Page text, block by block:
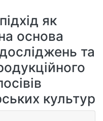
як
основа
та
культур